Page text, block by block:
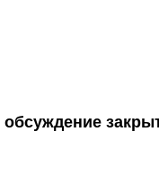
обсуждение